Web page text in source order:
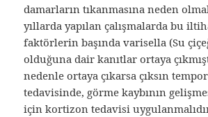
damarların tıkanmasına neden
yıllarda yapılan çalışmalarda bu
faktörlerin başında varisella (Su
olduğuna dair kanıtlar ortaya
nedenle ortaya çıkarsa çıksın
tedavisinde, görme kaybının
için kortizon tedavisi